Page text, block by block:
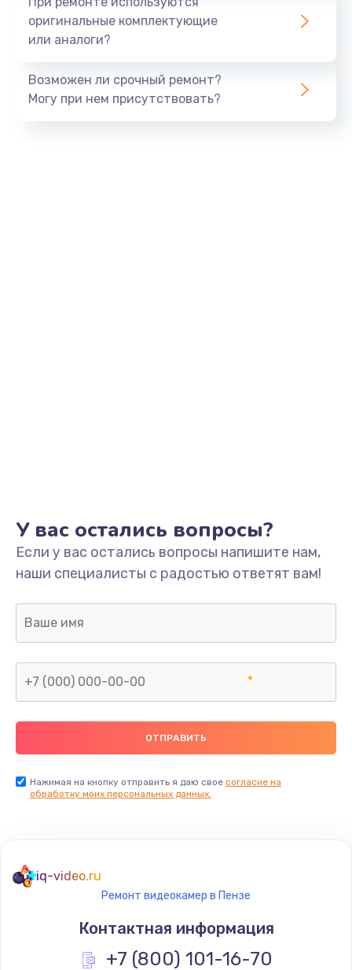
Заказать
от 890 руб.
Заказать
Замена кнопки Home (домой)
от 890 руб.
Замена сканера отпечатка
Заказать
Замена разъема зарядки (питания)
от 390 руб.
Заказать
Замена элемента
от 1190 руб.
оригинальные комплектующие
или аналоги?
Возможен ли срочный ремонт?
Могу при нем присутствовать?
У вас остались вопросы?
Если у вас остались вопросы напишите нам,
наши специалисты с радостью ответят вам!
Нажимая на кнопку отправить я даю свое согласие на
обработку моих персональных данных.
iq-video.ru
Ремонт видеокамер в Пензе
Контактная информация
+7 (800) 101-16-70